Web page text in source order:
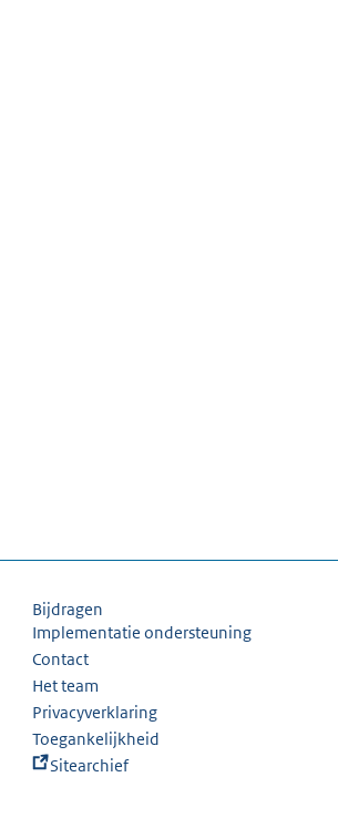
Bijdragen
Implementatie ondersteuning
Contact
Het team
Privacyverklaring
Toegankelijkheid
Sitearchief